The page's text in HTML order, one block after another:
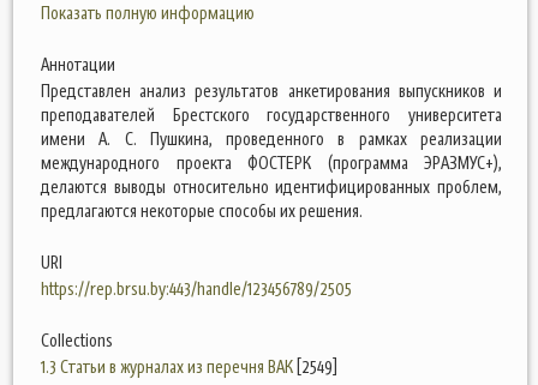
Показать полную информацию
Аннотации
Представлен анализ результатов анкетирования выпускников и
преподавателей Брестского государственного университета
имени А. С. Пушкина, проведенного в рамках реализации
международного проекта ФОСТЕРК (программа ЭРАЗМУС+),
делаются выводы относительно идентифицированных проблем,
предлагаются некоторые способы их решения.
URI
https://rep.brsu.by:443/handle/123456789/2505
Collections
1.3 Статьи в журналах из перечня ВАК [2549]